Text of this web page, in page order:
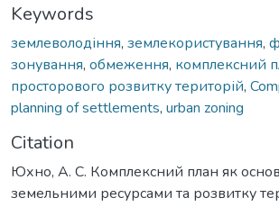
Keywords
землеволодіння, землекористування,
зонування, обмеження, комплексний
просторового розвитку територій,
planning of settlements, urban zoning
Citation
Юхно, А. С. Комплексний план як
земельними ресурсами та розвитку